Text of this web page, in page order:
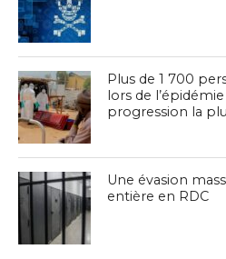
Plus de 1 700
lors de
progression la
Une évasion
entière en RDC